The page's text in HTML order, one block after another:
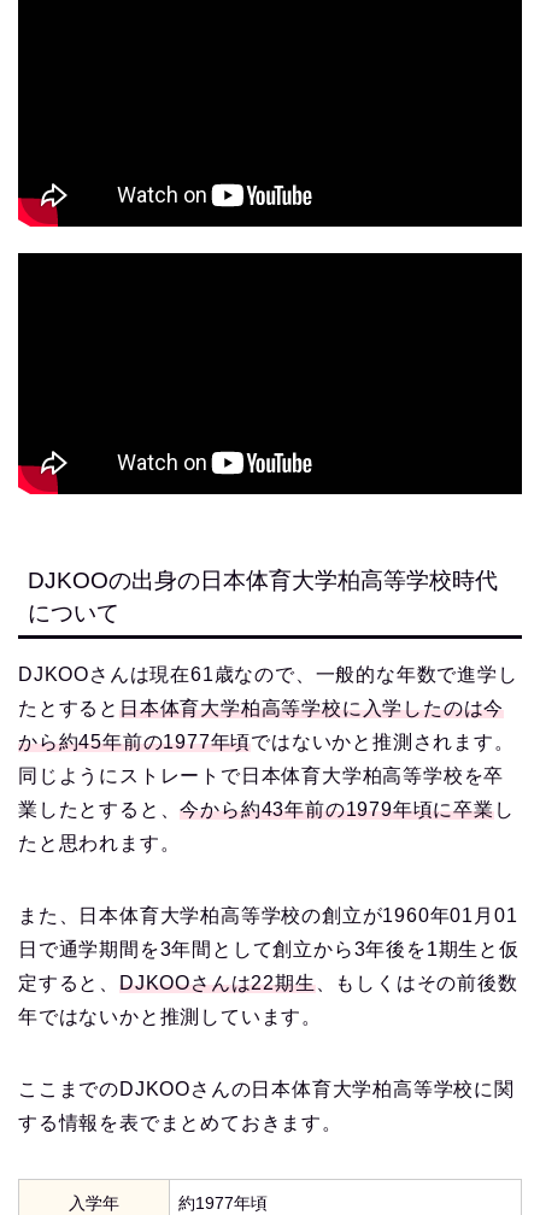
DJKOOの出身の日本体育大学柏高等学校時代
について
DJKOOさんは現在61歳なので、一般的な年数で進学し
たとすると 日本体育大学柏高等学校に入学したのは今
から約45年前の1977年頃ではないかと推測されます。
同じようにストレートで日本体育大学柏高等学校を卒
業したとすると、今から約43年前の1979年頃に卒業し
たと思われます。
また、日本体育大学柏高等学校の創立が1960年01月01
日で通学期間を3年間として創立から3年後を1期生と仮
定すると、 DJKOOさんは22期生、もしくはその前後数
年ではないかと推測しています。
ここまでのDJKOOさんの日本体育大学柏高等学校に関
する情報を表でまとめておきます。
入学年 約1977年頃